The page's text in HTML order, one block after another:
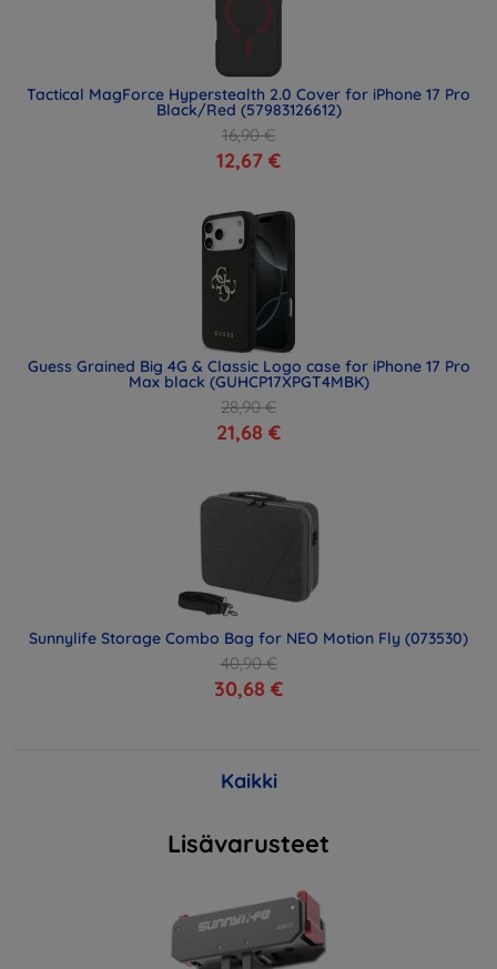
Tactical MagForce Hyperstealth 2.0 Cover for iPhone 17 Pro
Black/Red (57983126612)
16,90 €
12,67 €
Guess Grained Big 4G & Classic Logo case for iPhone 17 Pro
Max black (GUHCP17XPGT4MBK)
28,90 €
21,68 €
Sunnylife Storage Combo Bag for NEO Motion Fly (073530)
40,90 €
30,68 €
Kaikki
Lisävarusteet